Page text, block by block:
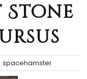
Stone
spacehamster